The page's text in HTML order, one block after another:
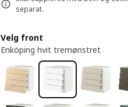
separat.
Velg front
Enköping hvit tremønstret